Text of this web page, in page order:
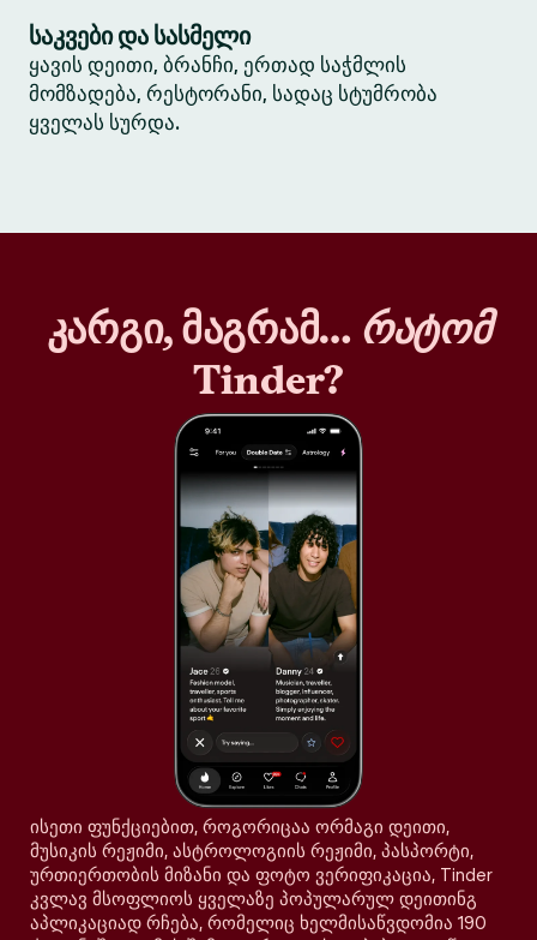
საკვები და სასმელი
ყავის დეითი, ბრანჩი, ერთად საჭმლის
მომზადება, რესტორანი, სადაც სტუმრობა
ყველას სურდა.
კარგი, მაგრამ… რატომ
Tinder?
ისეთი ფუნქციებით, როგორიცაა ორმაგი დეითი,
მუსიკის რეჟიმი, ასტროლოგიის რეჟიმი, პასპორტი,
ურთიერთობის მიზანი და ფოტო ვერიფიკაცია, Tinder
კვლავ მსოფლიოს ყველაზე პოპულარულ დეითინგ
აპლიკაციად რჩება, რომელიც ხელმისაწვდომია 190